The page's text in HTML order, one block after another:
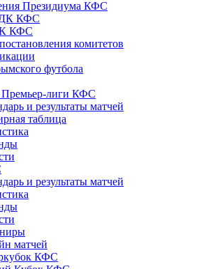
Президиума КФС
КФС
КФС
комитетов
футбола
Премьер-лиги КФС
и результаты матчей
таблица
и результаты матчей
матчей
КФС